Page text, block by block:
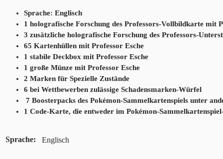
Sprache: Englisch
1 holografische Forschung des Professors-Vollbildkarte mit
3 zusätzliche holografische Forschung des Professors-
65 Kartenhüllen mit Professor Esche
1 stabile Deckbox mit Professor Esche
1 große Münze mit Professor Esche
2 Marken für Spezielle Zustände
6 bei Wettbewerben zulässige Schadensmarken-Würfel
7 Boosterpacks des Pokémon-Sammelkartenspiels unter
1 Code-Karte, die entweder im Pokémon-
Sprache Englisch